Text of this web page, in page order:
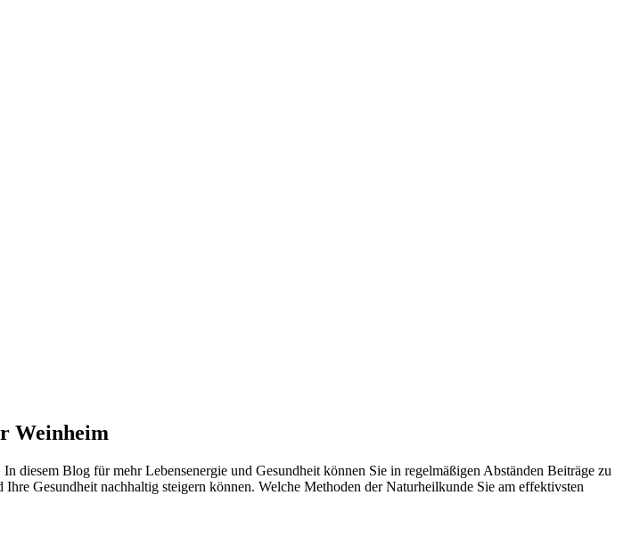
Weinheim
diesem Blog für mehr Lebensenergie und Gesundheit können Sie in regelmäßigen Abständen Beiträge zu
Gesundheit nachhaltig steigern können. Welche Methoden der Naturheilkunde Sie am effektivsten